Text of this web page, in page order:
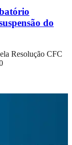
do
Resolução CFC